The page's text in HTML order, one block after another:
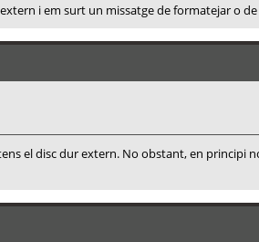
i em surt un missatge de formatejar o
el disc dur extern. No obstant, en principi